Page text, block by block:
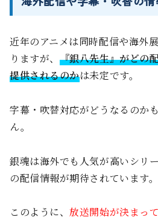
近年のアニメは同時配信や海外
りますが、 『銀八先生』がどの
提供されるのかは未定です。
字幕・吹替対応がどうなるのか
ん。
銀魂は海外でも人気が高いシリ
の配信情報が期待されています。
このように、放送開始が決まっ